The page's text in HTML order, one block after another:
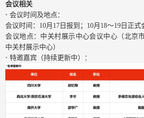
会议相关
·会议时间及地点：
会议时间：10月17日报到；10月18～19日正式
会议地点：中关村展示中心会议中心（北京
中关村展示中心）
·特邀嘉宾（持续更新中）：